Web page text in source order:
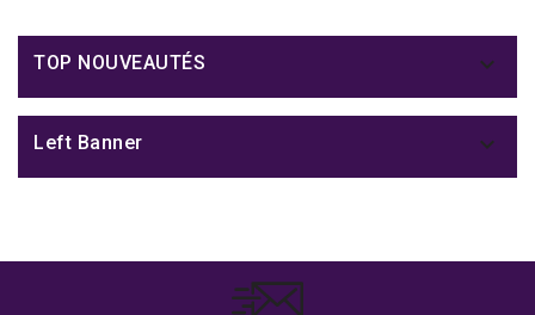
TOP NOUVEAUTÉS 
Left Banner 